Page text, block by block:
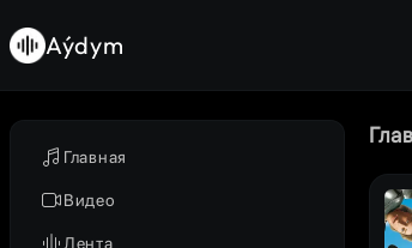
Главная
Видео
Лента
Aýdym